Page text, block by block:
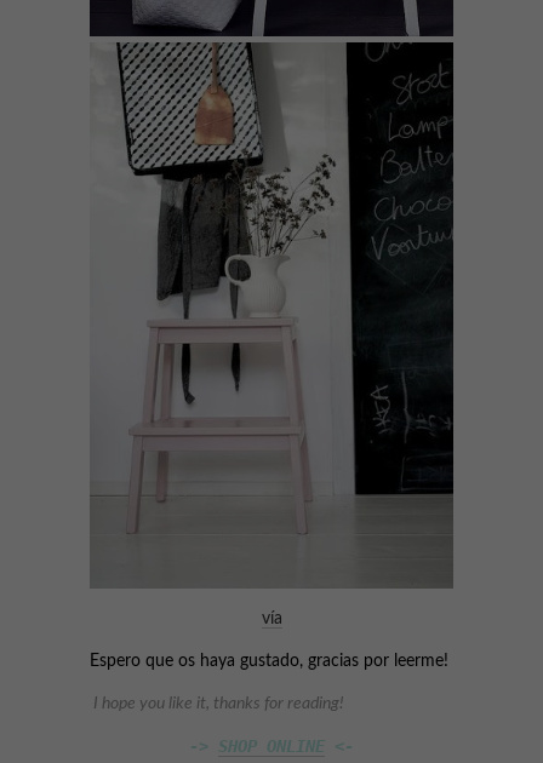
vía
Espero que os haya gustado, gracias por leerme!
I hope you like it, thanks for reading!
-> SHOP ONLINE <-